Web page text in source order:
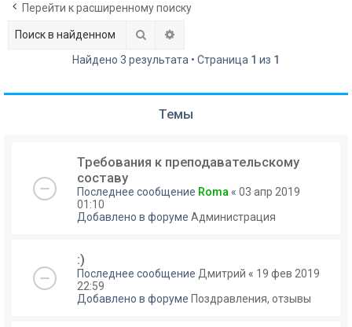
Перейти к расширенному поиску
Поиск
Найдено 3 результата • Страница 1 из 1
Темы
Требования к преподавательскому
составу
Последнее сообщение Roma « 03 апр 2019
01:10
Добавлено в форуме Администрация
:)
Последнее сообщение Дмитрий « 19 фев 2019
22:59
Добавлено в форуме Поздравления, отзывы